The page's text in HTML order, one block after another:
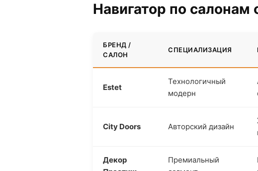
Навигатор по салонам
БРЕНД /
САЛОН
СПЕЦИАЛИЗАЦИЯ
Estet
Технологичный
модерн
City Doors Авторский дизайн
Декор
Премиальный